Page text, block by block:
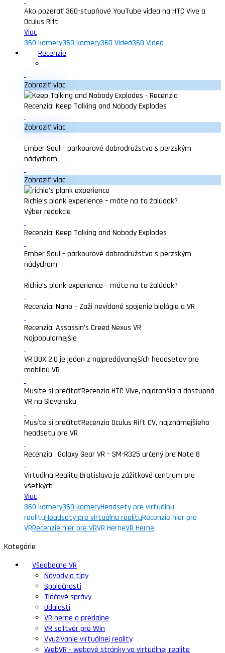
Ako pozerať 360-stupňové YouTube videa na HTC Vive a
Oculus Rift
Viac
360 kamery360 kamery360 Videá360 Videá
Recenzie
Zobraziť viac
Recenzia: Keep Talking and Nobody Explodes
Zobraziť viac
Ember Soul – parkourové dobrodružstvo s perzským
nádychom
Zobraziť viac
Richie’s plank experience – máte na to žalúdok?
Výber redakcie
Recenzia: Keep Talking and Nobody Explodes
Ember Soul – parkourové dobrodružstvo s perzským
nádychom
Richie’s plank experience – máte na to žalúdok?
Recenzia: Nano – Zaži nevídané spojenie biológie a VR
Recenzia: Assassin’s Creed Nexus VR
Najpopularnejšie
VR BOX 2.0 je jeden z najpredávanejších headsetov pre
mobilnú VR
Musíte si prečítaťRecenzia HTC Vive, najdrahšia a dostupná
VR na Slovensku
Musíte si prečítaťRecenzia Oculus Rift CV, najznámejšieho
headsetu pre VR
Recenzia : Galaxy Gear VR – SM-R325 určený pre Note 8
Virtuálna Realita Bratislava je zážitkové centrum pre
všetkých
Viac
360 kamery360 kameryHeadsety pre virtuálnu
realituHeadsety pre virtuálnu realituRecenzie hier pre
VRRecenzie hier pre VRVR HerneVR Herne
Kategórie
Všeobecne VR
Návody a tipy
Spoločnosti
Tlačové správy
Udalosti
VR herne a predajne
VR softvér pre Win
Využívanie virtuálnej reality
WebVR - webové stránky vo virtuálnej realite